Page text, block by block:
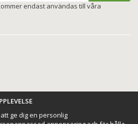
endast användas till våra
ge dig en personlig